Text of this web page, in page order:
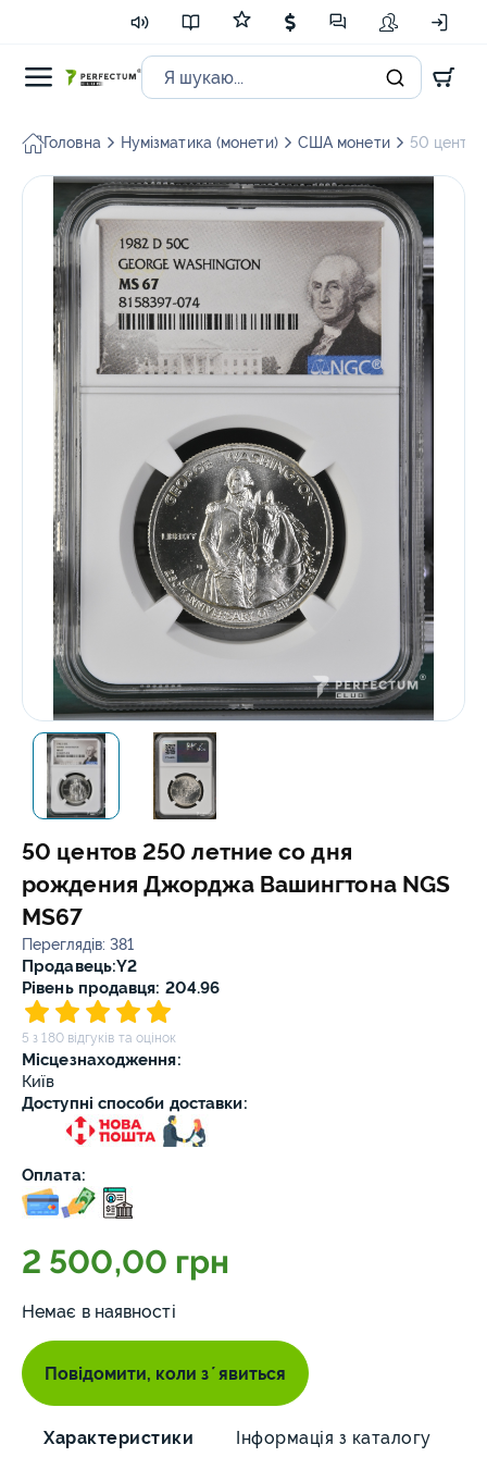
Головна Нумізматика (монети) США монети 50
50 центов 250 летние со дня
рождения Джорджа Вашингтона NGS
MS67
Переглядів: 381
Продавець:Y2
Рівень продавця: 204.96
5 з 180 відгуків та оцінок
Місцезнаходження:
Київ
Доступні способи доставки:
Оплата:
2 500,00 грн
Немає в наявності
Повідомити, коли зʼявиться
Характеристики Інформація з каталогу